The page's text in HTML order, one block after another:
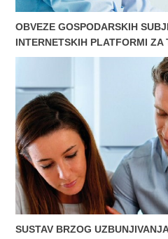
OBVEZE GOSPODARSKIH
INTERNETSKIH PLATFORMI ZA
SUSTAV BRZOG